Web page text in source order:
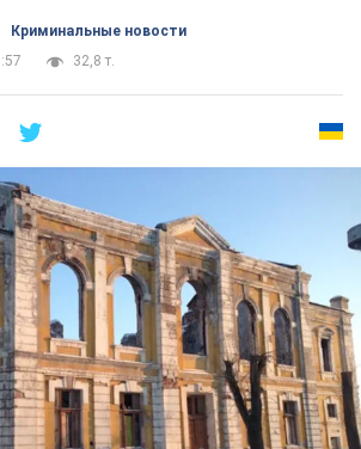
Криминальные новости
32,8 т.